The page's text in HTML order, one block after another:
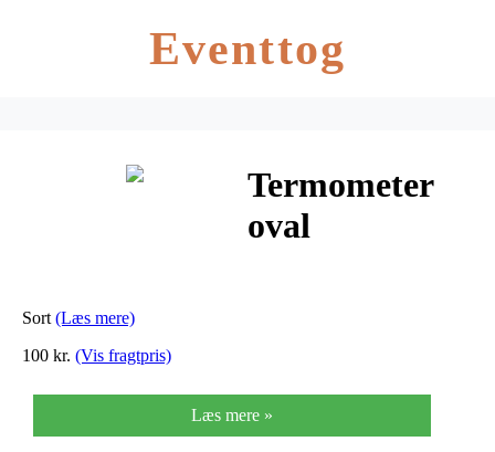
Eventtog
Termometer
oval
Sort (Læs mere)
100 kr. (Vis fragtpris)
Læs mere »